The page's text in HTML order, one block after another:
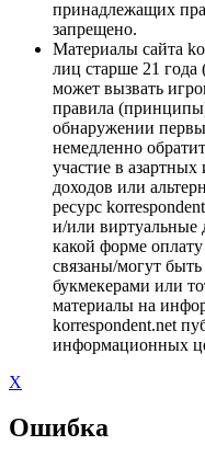
принадлежащих
запрещено.
Материалы сайта
лиц старше 21 года
может вызвать
правила
обнаружении
немедленно
участие в
доходов или
ресурс
и/или виртуальные
какой форме
связаны/могут
букмекерами или
материалы на
korrespondent.net
информационных
X
Ошибка